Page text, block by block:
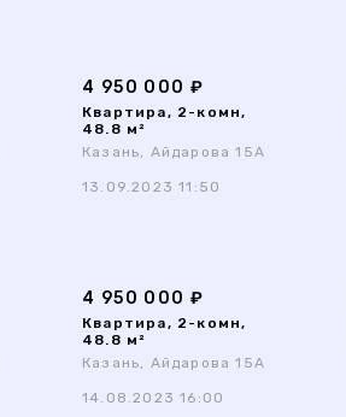
4 950 000 ₽
Квартира, 2-комн,
48.8 м²
Казань, Айдарова 15А
13.09.2023 11:50
4 950 000 ₽
Квартира, 2-комн,
48.8 м²
Казань, Айдарова 15А
14.08.2023 16:00